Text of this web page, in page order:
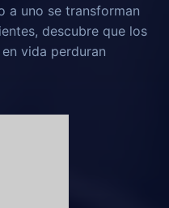
a uno se transforman
descubre que los
vida perduran